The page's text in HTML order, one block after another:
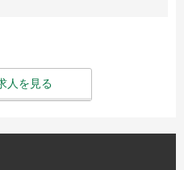
人を見る